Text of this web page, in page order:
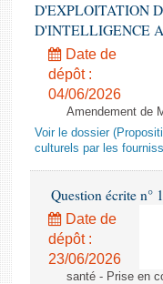
D'EXPLOITATION
D'INTELLIGENCE
Date de
dépôt :
04/06/2026
Amendement de
Voir le dossier
culturels par les
Question écrite n°
Date de
dépôt :
23/06/2026
santé - Prise en